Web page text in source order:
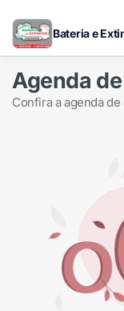
Bateria e
Agenda
confira a agenda